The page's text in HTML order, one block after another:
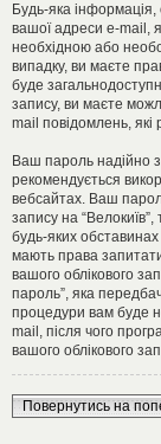
Будь-яка інформація,
вашої адреси e-mail,
необхідною або
випадку, ви маєте
буде
запису, ви маєте
mail повідомлень,
Ваш пароль надійно
рекомендується
вебсайтах. Ваш
запису на
будь-яких обставинах
мають права
вашого облікового
пароль”, яка
процедури вам буде
mail, після чого
вашого облікового
Повернутись на